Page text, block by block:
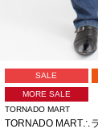
SALE
MORE SALE
TORNADO MART